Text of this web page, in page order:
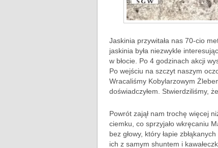
Jaskinia przywitała nas 70-cio
jaskinia była niezwykle
w błocie. Po 4 godzinach akcji
Po wejściu na szczyt naszym
Wracaliśmy Kobylarzowym
doświadczyłem. Stwierdziliśmy,
Powrót zajął nam trochę więcej
ciemku, co sprzyjało wkręcaniu
bez głowy, który łapie
ich z samym shuntem i